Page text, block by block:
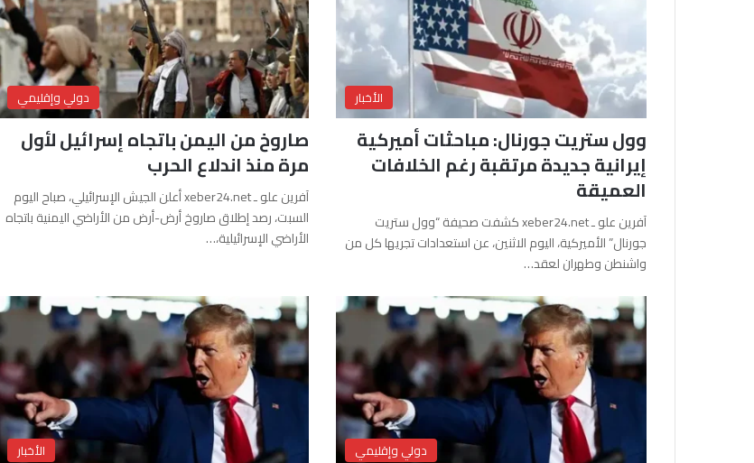
الأخبار
وول ستريت جورنال: مباحثات أميركية
إيرانية جديدة مرتقبة رغم الخلافات
العميقة
آفرين علو ـ xeber24.net كشفت صحيفة “وول ستريت
جورنال” الأميركية، اليوم الاثنين، عن استعدادات تجريها كل من
واشنطن وطهران لعقد…
دولي وإقليمي
صاروخ من اليمن باتجاه إسرائيل لأول
مرة منذ اندلاع الحرب
آفرين علو ـ xeber24.net أعلن الجيش الإسرائيلي، صباح اليوم
السبت، رصد إطلاق صاروخ أرض-أرض من الأراضي اليمنية باتجاه
الأراضي الإسرائيلية،…
دولي وإقليمي الأخبار